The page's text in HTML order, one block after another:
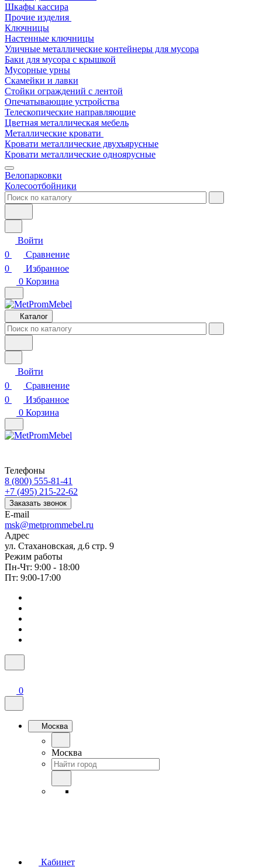
Шкафы кассира
Прочие изделия
Ключницы
Настенные ключницы
Уличные металлические контейнеры для мусора
Баки для мусора с крышкой
Мусорные урны
Скамейки и лавки
Стойки ограждений с лентой
Опечатывающие устройства
Телескопические направляющие
Цветная металлическая мебель
Металлические кровати
Кровати металлические двухъярусные
Кровати металлические одноярусные
Велопарковки
Колесоотбойники
Войти
0
Сравнение
0
Избранное
0 Корзина
Каталог
Войти
0
Сравнение
0
Избранное
0 Корзина
Телефоны
8 (800) 555-81-41
+7 (495) 215-22-62
Заказать звонок
E-mail
msk@metprommebel.ru
Адрес
ул. Стахановская, д.6 стр. 9
Режим работы
Пн-Чт: 9:00 - 18:00
Пт: 9:00-17:00
0
Москва
Москва
Кабинет